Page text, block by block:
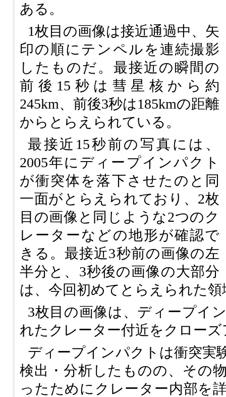
ある。
1枚目の画像は接近通過中、矢
印の順にテンペルを連続撮影
したものだ。最接近の瞬間の
前後15秒は彗星核から約
245km、前後3秒は185kmの距離
からとらえられている。
最接近15秒前の写真には、
2005年にディープインパクト
が衝突体を落下させたのと同
一面がとらえられており、2枚
目の画像と同じような2つのク
レーターなどの地形が確認で
きる。最接近3秒前の画像の左
半分と、3秒後の画像の大部分
は、今回初めてとらえられた領
3枚目の画像は、ディープイ
れたクレーター付近をクロー
ディープインパクトは衝突実
検出・分析したものの、その
ったためにクレーター内部を